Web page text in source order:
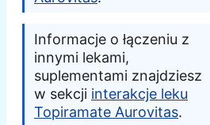
Informacje o łączeniu z
innymi lekami,
suplementami znajdziesz
w sekcji interakcje leku
Topiramate Aurovitas.